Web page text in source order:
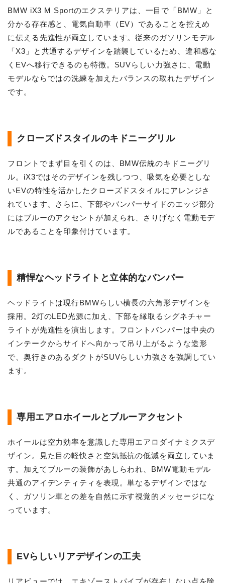
BMW iX3 M Sportのエクステリアは、一目で「BMW」と
分かる存在感と、電気自動車（EV）であることを控えめ
に伝える先進性が両立しています。従来のガソリンモデル
「X3」と共通するデザインを踏襲しているため、違和感な
くEVへ移行できるのも特徴。SUVらしい力強さに、電動
モデルならではの洗練を加えたバランスの取れたデザイン
です。
クローズドスタイルのキドニーグリル
フロントでまず目を引くのは、BMW伝統のキドニーグリ
ル。iX3ではそのデザインを残しつつ、吸気を必要としな
いEVの特性を活かしたクローズドスタイルにアレンジさ
れています。さらに、下部やバンパーサイドのエッジ部分
にはブルーのアクセントが加えられ、さりげなく電動モデ
ルであることを印象付けています。
精悍なヘッドライトと立体的なバンパー
ヘッドライトは現行BMWらしい横長の六角形デザインを
採用。2灯のLED光源に加え、下部を縁取るシグネチャー
ライトが先進性を演出します。フロントバンパーは中央の
インテークからサイドへ向かって吊り上がるような造形
で、奥行きのあるダクトがSUVらしい力強さを強調してい
ます。
専用エアロホイールとブルーアクセント
ホイールは空力効率を意識した専用エアロダイナミクスデ
ザイン。見た目の軽快さと空気抵抗の低減を両立していま
す。加えてブルーの装飾があしらわれ、BMW電動モデル
共通のアイデンティティを表現。単なるデザインではな
く、ガソリン車との差を自然に示す視覚的メッセージにな
っています。
EVらしいリアデザインの工夫
リアビューでは、エキゾーストパイプが存在しない点を除